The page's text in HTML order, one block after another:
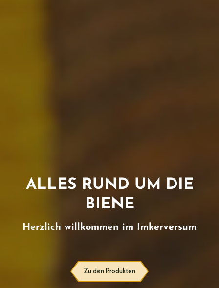
ALLES RUND UM DIE
BIENE
Herzlich willkommen im Imkerversum
Zu den Produkten